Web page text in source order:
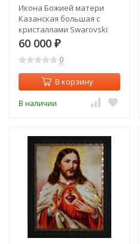
Икона Божией матери
Казанская большая с
кристаллами Swarovski
(1749)
60 000 ₽
0
В корзину
В наличии